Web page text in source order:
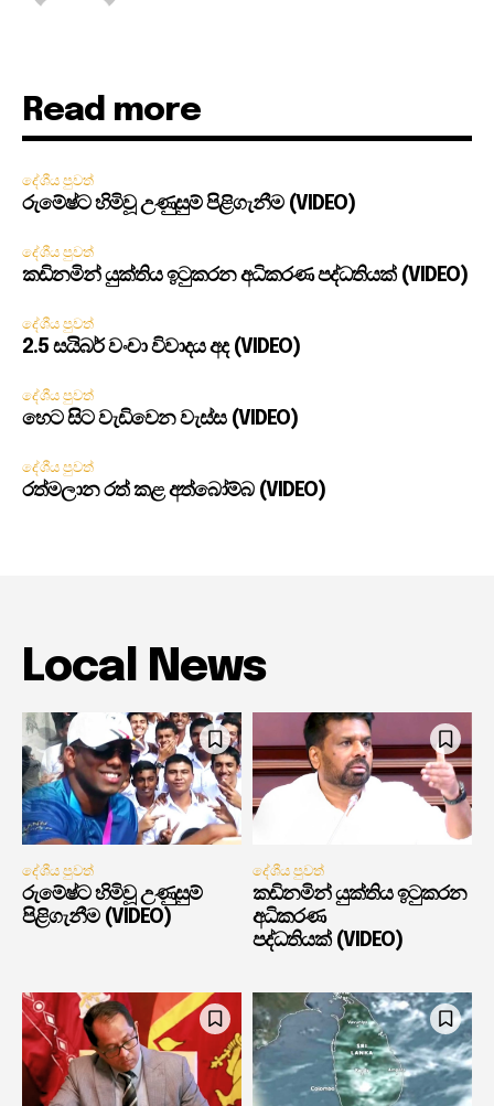
Read more
දේශීය පුවත්
රුමේෂ්ට හිමිවූ උණුසුම් පිළිගැනීම (VIDEO)
දේශීය පුවත්
කඩිනමින් යුක්තිය ඉටුකරන අධිකරණ පද්ධතියක් (VIDEO)
දේශීය පුවත්
2.5 සයිබර් වංචා විවාදය අද (VIDEO)
දේශීය පුවත්
හෙට සිට වැඩිවෙන වැස්ස (VIDEO)
දේශීය පුවත්
රත්මලාන රත් කළ අත්බෝම්බ (VIDEO)
Local News
දේශීය පුවත්
රුමේෂ්ට හිමිවූ උණුසුම්
පිළිගැනීම (VIDEO)
දේශීය පුවත්
කඩිනමින් යුක්තිය ඉටුකරන
අධිකරණ
පද්ධතියක් (VIDEO)